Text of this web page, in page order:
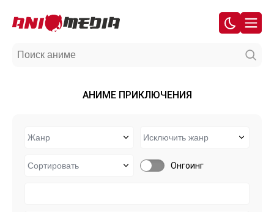
АНИМЕ ПРИКЛЮЧЕНИЯ
Онгоинг